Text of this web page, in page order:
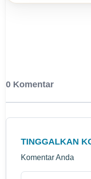
0 Komentar
TINGGALKAN
Komentar Anda